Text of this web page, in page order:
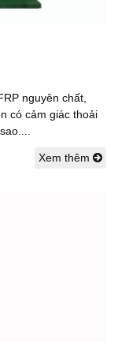
nguyên chất,
có cảm giác thoải
Xem thêm